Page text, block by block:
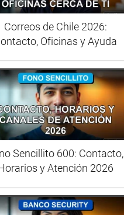
Correos de Chile 2026:
Oficinas y Ayuda
Sencillito 600: Contacto,
y Atención 2026